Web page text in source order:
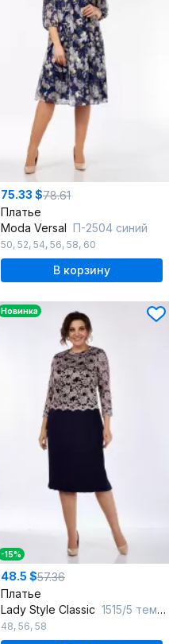
75.33 $78.61
Платье
Moda Versal П-2504 синий
50, 52, 54, 56, 58, 60
В корзину
Новинка
-15%
48.5 $57.36
Платье
Lady Style Classic 1515/5 темно-синий_с_ розовым
48, 56, 58